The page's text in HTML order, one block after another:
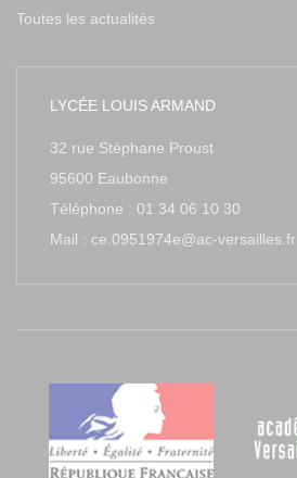
Toutes les actualités
LYCÉE LOUIS ARMAND
32 rue Stéphane Proust
95600 Eaubonne
Téléphone : 01 34 06 10 30
Mail : ce.0951974e@ac-versailles.fr